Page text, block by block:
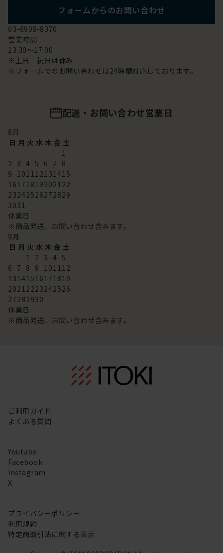
フォームからのお問い合わせ
03-6908-8370
営業時間
13:30～17:00
※土日 祝日は休み
※フォームでのお問い合わせは24時間対応しております。
配送・お問い合わせ営業日
8月
日 月 火 水 木 金 土
1
2 3 4 5 6 7 8
9 101112131415
16171819202122
23242526272829
3031
休業日
※商品発送、お問い合わせ含みます。
9月
日 月 火 水 木 金 土
1 2 3 4 5
6 7 8 9 101112
13141516171819
20212223242526
27282930
休業日
※商品発送、お問い合わせ含みます。
ご利用ガイド
よくある質問
Youtube
Facebook
Instagram
X
プライバシーポリシー
利用規約
特定商取引法に関する表示